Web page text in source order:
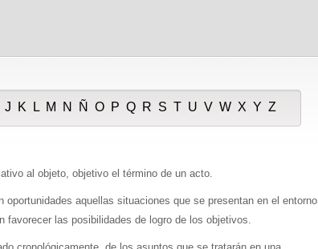
J K L M N Ñ O P Q R S T U V W X Y Z
al objeto, objetivo el término de un acto.
oportunidades aquellas situaciones que se presentan en el entorno
favorecer las posibilidades de logro de los objetivos.